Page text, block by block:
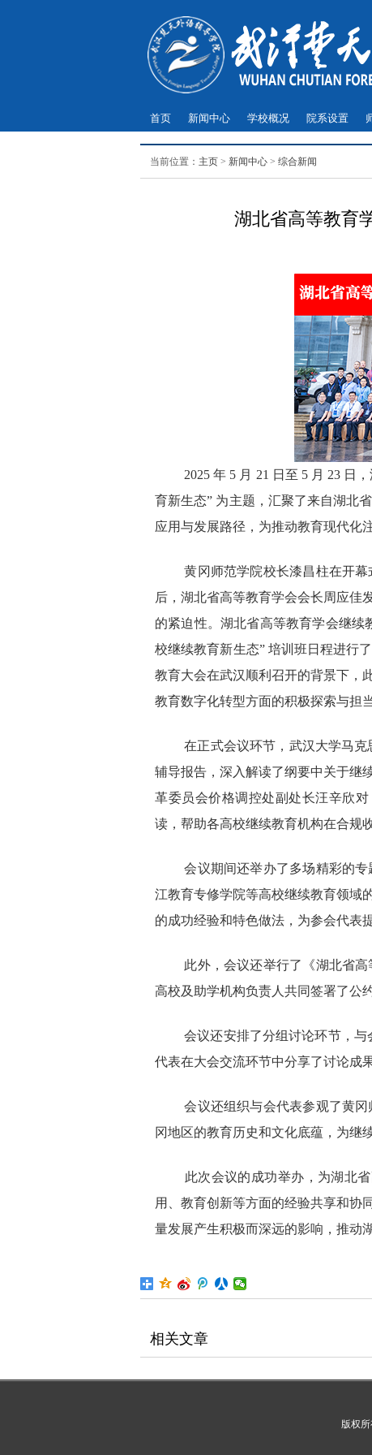
首页 新闻中心 学校概况 院系设置
当前位置： 主页 > 新闻中心 > 综合新闻
湖北省高等教育
2025 年 5 月 21 日至 5 月 23 日
育新生态” 为主题，汇聚了来自湖北
应用与发展路径，为推动教育现代化
黄冈师范学院校长漆昌柱在开
后，湖北省高等教育学会会长周应佳
的紧迫性。湖北省高等教育学会继
校继续教育新生态” 培训班日程进行
教育大会在武汉顺利召开的背景下，
教育数字化转型方面的积极探索与担当
在正式会议环节，武汉大学马克
辅导报告，深入解读了纲要中关于继
革委员会价格调控处副处长汪辛欣
读，帮助各高校继续教育机构在合规
会议期间还举办了多场精彩的
江教育专修学院等高校继续教育领域
的成功经验和特色做法，为参会代表
此外，会议还举行了《湖北省
高校及助学机构负责人共同签署了公
会议还安排了分组讨论环节，
代表在大会交流环节中分享了讨论成
会议还组织与会代表参观了黄
冈地区的教育历史和文化底蕴，为继
此次会议的成功举办，为湖北
用、教育创新等方面的经验共享和协
量发展产生积极而深远的影响，推动
相关文章
版权